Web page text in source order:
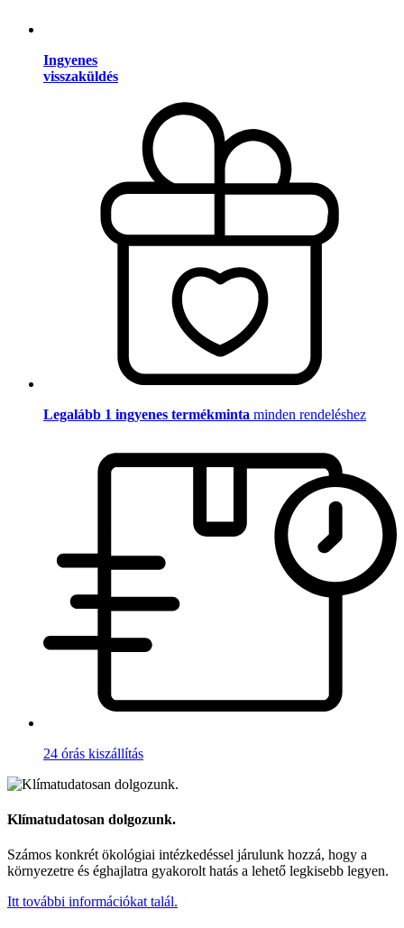
Ingyenes
visszaküldés
Legalább 1 ingyenes termékminta minden rendeléshez
24 órás kiszállítás
Klímatudatosan dolgozunk.
Számos konkrét ökológiai intézkedéssel járulunk hozzá, hogy a
környezetre és éghajlatra gyakorolt hatás a lehető legkisebb legyen.
Itt további információkat talál.